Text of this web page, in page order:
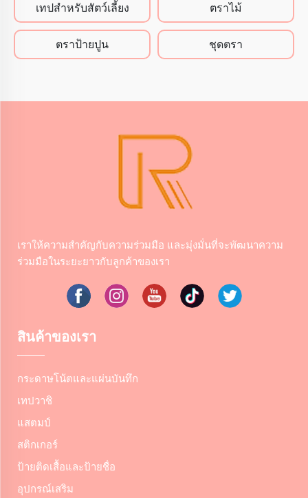
เทปสําหรับสัตว์เลี้ยง ตราไม้
ตราป้ายปูน ชุดตรา
เราให้ความสําคัญกับความร่วมมือ และมุ่งมั่นที่จะพัฒนาความ
ร่วมมือในระยะยาวกับลูกค้าของเรา
สินค้าของเรา
กระดาษโน้ตและแผ่นบันทึก
เทปวาชิ
แสตมป์
สติกเกอร์
ป้ายติดเสื้อและป้ายชื่อ
อุปกรณ์เสริม